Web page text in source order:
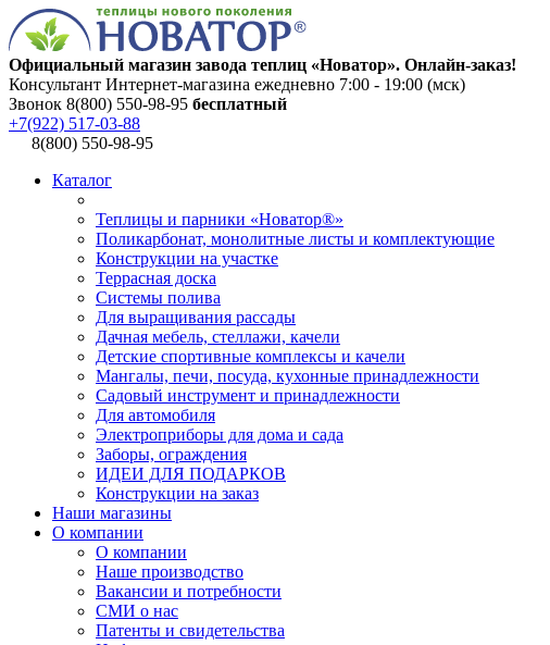
Официальный магазин завода теплиц «Новатор». Онлайн-заказ!
Консультант Интернет-магазина ежедневно 7:00 - 19:00 (мск)
Звонок 8(800) 550-98-95 бесплатный
+7(922) 517-03-88
8(800) 550-98-95
Каталог
Теплицы и парники «Новатор®»
Поликарбонат, монолитные листы и комплектующие
Конструкции на участке
Террасная доска
Системы полива
Для выращивания рассады
Дачная мебель, стеллажи, качели
Детские спортивные комплексы и качели
Мангалы, печи, посуда, кухонные принадлежности
Садовый инструмент и принадлежности
Для автомобиля
Электроприборы для дома и сада
Заборы, ограждения
ИДЕИ ДЛЯ ПОДАРКОВ
Конструкции на заказ
Наши магазины
О компании
О компании
Наше производство
Вакансии и потребности
СМИ о нас
Патенты и свидетельства